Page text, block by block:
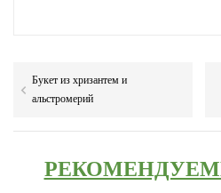
Букет из хризантем и
альстромерий